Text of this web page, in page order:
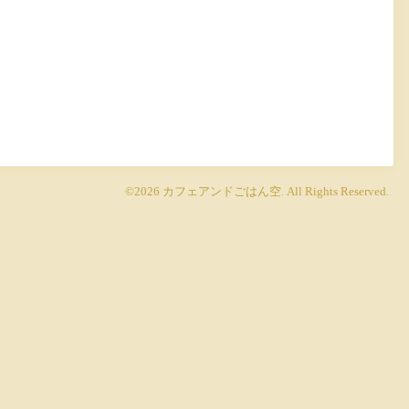
©2026 カフェアンドごはん空. All Rights Reserved.